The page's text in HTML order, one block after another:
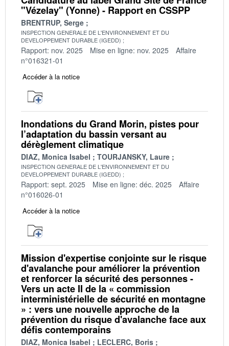
"Vézelay" (Yonne) - Rapport en CSSPP
BRENTRUP, Serge
INSPECTION GENERALE DE L'ENVIRONNEMENT ET DU
DEVELOPPEMENT DURABLE (IGEDD)
Rapport: nov. 2025 Mise en ligne: nov. 2025
Affaire
n°016321-01
Accéder à la notice
Inondations du Grand Morin, pistes pour
l’adaptation du bassin versant au
dérèglement climatique
DIAZ, Monica Isabel TOURJANSKY, Laure
INSPECTION GENERALE DE L'ENVIRONNEMENT ET DU
DEVELOPPEMENT DURABLE (IGEDD)
Rapport: sept. 2025 Mise en ligne: déc. 2025
Affaire
n°016026-01
Accéder à la notice
Mission d'expertise conjointe sur le risque
d'avalanche pour améliorer la prévention
et renforcer la sécurité des personnes -
Vers un acte II de la « commission
interministérielle de sécurité en montagne
» : vers une nouvelle approche de la
prévention du risque d'avalanche face aux
défis contemporains
DIAZ, Monica Isabel LECLERC, Boris